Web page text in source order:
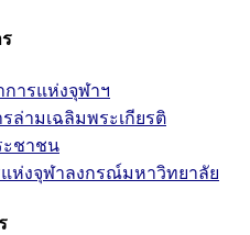
ารแห่งจุฬาฯ
ล่ามเฉลิมพระเกียรติ
ะชาชน
ห่งจุฬาลงกรณ์มหาวิทยาลัย